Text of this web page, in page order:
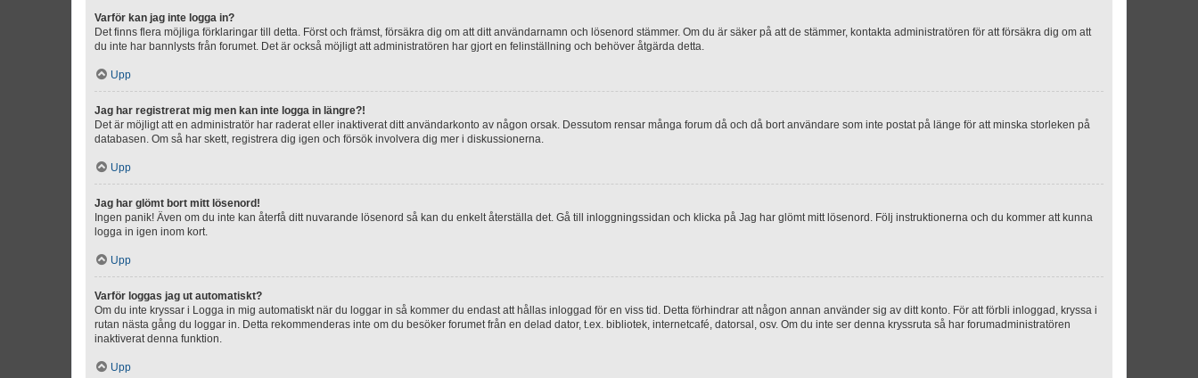
Varför kan jag inte logga in?
Det finns flera möjliga förklaringar till detta. Först och främst, försäkra dig om att ditt användarnamn och lösenord stämmer. Om du är säker på att de stämmer, kontakta administratören för att försäkra dig om att
du inte har bannlysts från forumet. Det är också möjligt att administratören har gjort en felinställning och behöver åtgärda detta.
Upp
Jag har registrerat mig men kan inte logga in längre?!
Det är möjligt att en administratör har raderat eller inaktiverat ditt användarkonto av någon orsak. Dessutom rensar många forum då och då bort användare som inte postat på länge för att minska storleken på
databasen. Om så har skett, registrera dig igen och försök involvera dig mer i diskussionerna.
Upp
Jag har glömt bort mitt lösenord!
Ingen panik! Även om du inte kan återfå ditt nuvarande lösenord så kan du enkelt återställa det. Gå till inloggningssidan och klicka på Jag har glömt mitt lösenord. Följ instruktionerna och du kommer att kunna
logga in igen inom kort.
Upp
Varför loggas jag ut automatiskt?
Om du inte kryssar i Logga in mig automatiskt när du loggar in så kommer du endast att hållas inloggad för en viss tid. Detta förhindrar att någon annan använder sig av ditt konto. För att förbli inloggad, kryssa i
rutan nästa gång du loggar in. Detta rekommenderas inte om du besöker forumet från en delad dator, t.ex. bibliotek, internetcafé, datorsal, osv. Om du inte ser denna kryssruta så har forumadministratören
inaktiverat denna funktion.
Upp